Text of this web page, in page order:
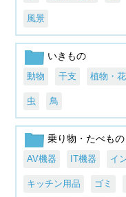
風景
いきもの
動物 干支 植物・花
虫 鳥
乗り物・たべも
AV機器 IT機器 イ
キッチン用品 ゴミ